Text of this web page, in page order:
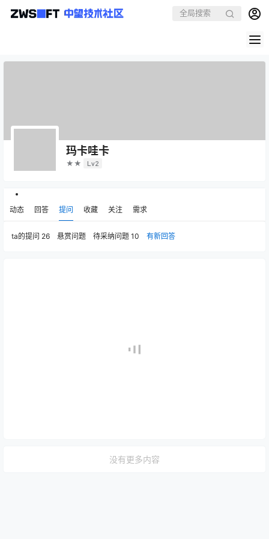
玛卡哇卡
★★ Lv2
动态 回答 提问 收藏 关注 需求
ta的提问 26 悬赏问题 待采纳问题 10 有新回答
没有更多内容